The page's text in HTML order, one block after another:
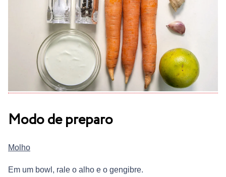
Modo de preparo
Molho
Em um bowl, rale o alho e o gengibre.